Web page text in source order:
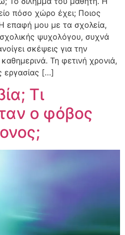
πόσο χώρο έχει; Ποιος
επαφή μου με τα σχολεία,
ψυχολόγου, συχνά
σκέψεις για την
Τη φετινή χρονιά,
εργασίας […]
Τι
ο φόβος